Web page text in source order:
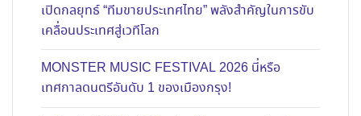
เปิดกลยุทธ์ “ทีมขายประเทศไทย” พลังสำคัญในการขับ
เคลื่อนประเทศสู่เวทีโลก
MONSTER MUSIC FESTIVAL 2026 นี่หรือ
เทศกาลดนตรีอันดับ 1 ของเมืองกรุง!